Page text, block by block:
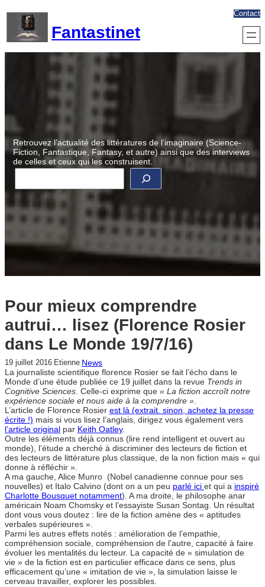
contenu
Fantastinet
Contact
Retrouvez l’actualité des littératures de l’imaginaire (Science-
Fiction, Fantastique, Fantasy, et autre) ainsi que des interviews
de celles et ceux qui les construisent.
R
c
e
e
Pour mieux comprendre
autrui… lisez (Florence Rosier
dans Le Monde 19/7/16)
19 juillet 2016 Etienne News
La journaliste scientifique florence Rosier se fait l’écho dans le
Monde d’une étude publiée ce 19 juillet dans la revue Trends in
Cognitive Sciences. Celle-ci exprime que « La fiction accroît notre
expérience sociale et nous aide à la comprendre ».
L’article de Florence Rosier est là (extrait. sinon, achetez la presse
écrite !) mais si vous lisez l’anglais, dirigez vous également vers
l’article original par Keith Oatley.
Outre les éléments déjà connus (lire rend intelligent et ouvert au
monde), l’étude a cherché à discriminer des lecteurs de fiction et
des lecteurs de littérature plus classique, de la non fiction mais « qui
donne à réfléchir ».
A ma gauche, Alice Munro (Nobel canadienne connue pour ses
nouvelles) et Italo Calvino (dont on a un peu parlé ici et qui a inspiré
Charlotte Bousquet notamment). A ma droite, le philosophe anar
américain Noam Chomsky et l’essayiste Susan Sontag. Un résultat
dont vous vous doutez : lire de la fiction amène des « aptitudes
verbales supérieures ».
Parmi les autres effets notés : amélioration de l’empathie,
compréhension sociale, compréhension de l’autre, capacité à faire
évoluer les mentalités du lecteur. La capacité de « simulation de
vie » de la fiction est en particulier efficace dans ce sens, plus
efficacement qu’une « imitation de vie », la simulation laisse le
cerveau travailler, explorer les possibles.